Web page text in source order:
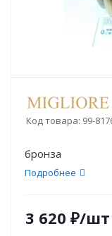
Код товара: 99-
бронза
Подробнее
3 620 ₽/шт